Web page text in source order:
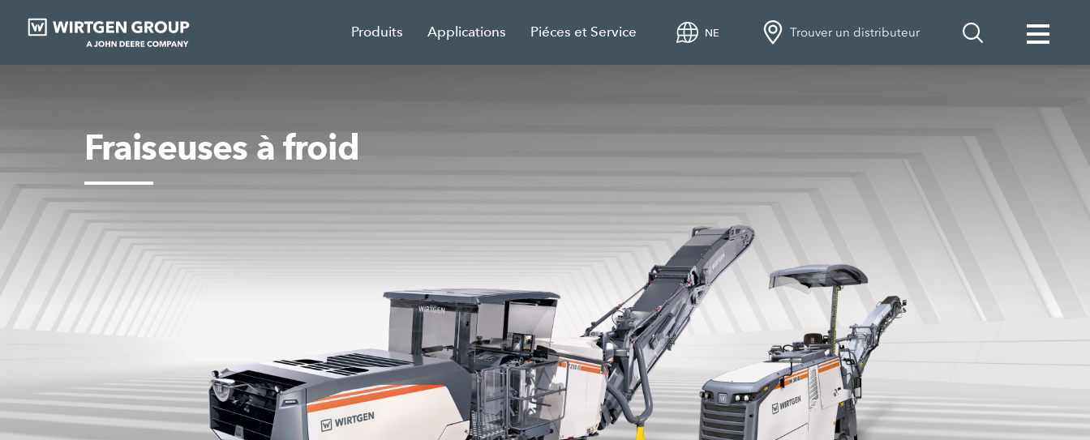
Produits Applications Piéces et Service NE Trouver un distributeur
Fraiseuses à froid